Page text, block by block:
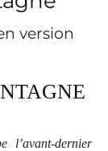
version
l’avant-dernier